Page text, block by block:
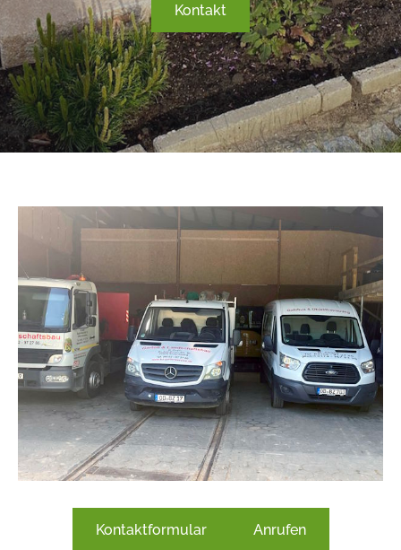
Kontakt
Kontaktformular Anrufen